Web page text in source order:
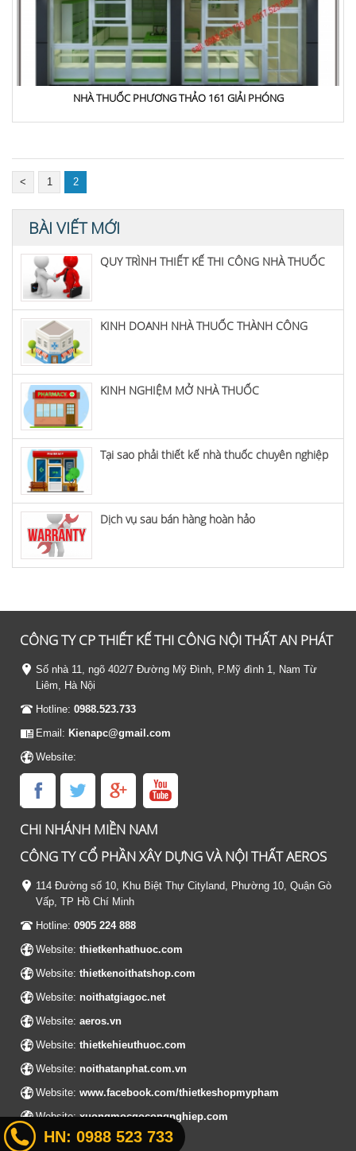
BÀI VIẾT MỚI
QUY TRÌNH THIẾT KẾ THI CÔNG NHÀ THUỐC
KINH DOANH NHÀ THUỐC THÀNH CÔNG
KINH NGHIỆM MỞ NHÀ THUỐC
Tại sao phải thiết kế nhà thuốc chuyên nghiệp
Dịch vụ sau bán hàng hoàn hảo
NHÀ THUỐC PHƯƠNG THẢO 161 GIẢI PHÓNG
< 1 2
CÔNG TY CP THIẾT KẾ THI CÔNG NỘI THẤT AN PHÁT
Số nhà 11, ngõ 402/7 Đường Mỹ Đình, P.Mỹ đình 1, Nam Từ
Liêm, Hà Nội
Hotline: 0988.523.733
Email: Kienapc@gmail.com
Website:
CHI NHÁNH MIỀN NAM
CÔNG TY CỔ PHẦN XÂY DỰNG VÀ NỘI THẤT AEROS
114 Đường số 10, Khu Biệt Thự Cityland, Phường 10, Quận Gò
Vấp, TP Hồ Chí Minh
Hotline: 0905 224 888
Website: thietkenhathuoc.com
Website: thietkenoithatshop.com
Website: noithatgiagoc.net
Website: aeros.vn
Website: thietkehieuthuoc.com
Website: noithatanphat.com.vn
Website: www.facebook.com/thietkeshopmypham
Website:xuongmocgocongnghiep.com
HN: 0988 523 733